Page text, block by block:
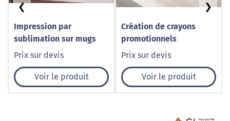
Impression par
sublimation sur mugs
Prix sur devis
Voir le produit
Création de crayons
promotionnels
Prix sur devis
Voir le produit
❮ ❯